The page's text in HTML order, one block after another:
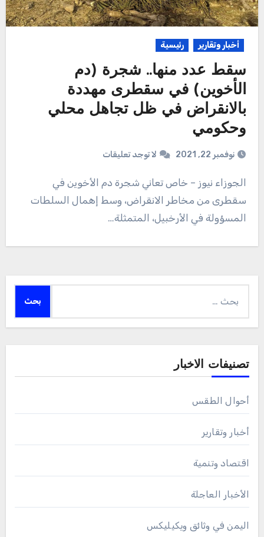
أخبار وتقارير رئيسية
سقط عدد منها.. شجرة (دم
الأخوين) في سقطرى مهددة
بالانقراض في ظل تجاهل محلي
وحكومي
نوفمبر 22, 2021 لا توجد تعليقات
سقطرى من مخاطر الانقراض، وسط إهمال السلطات
المسؤولة في الأرخبيل، المتمثلة…
عن:
تصنيفات الاخبار
أحوال الطقس
أخبار وتقارير
اقتصاد وتنمية
الأخبار العاجلة
اليمن في وثائق ويكيليكس